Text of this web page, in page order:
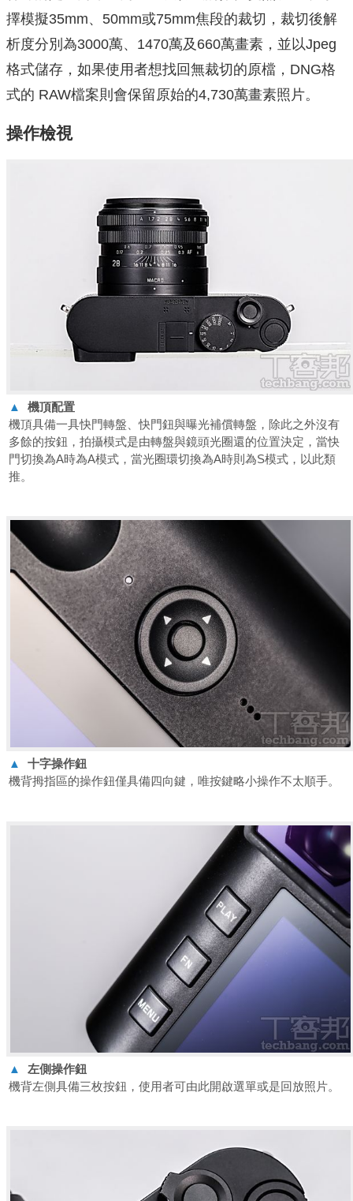
擇模擬35mm、50mm或75mm焦段的裁切，裁切後解
析度分別為3000萬、1470萬及660萬畫素，並以Jpeg
格式儲存，如果使用者想找回無裁切的原檔，DNG格
式的 RAW檔案則會保留原始的4,730萬畫素照片。
操作檢視
▲
機頂配置
機頂具備一具快門轉盤、快門鈕與曝光補償轉盤，除此之外沒有
多餘的按鈕，拍攝模式是由轉盤與鏡頭光圈還的位置決定，當快
門切換為A時為A模式，當光圈環切換為A時則為S模式，以此類
推。
▲
十字操作鈕
機背拇指區的操作鈕僅具備四向鍵，唯按鍵略小操作不太順手。
▲
左側操作鈕
機背左側具備三枚按鈕，使用者可由此開啟選單或是回放照片。